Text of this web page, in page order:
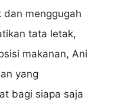
menggugah
tata letak,
makanan, Ani
yang
bagi siapa saja